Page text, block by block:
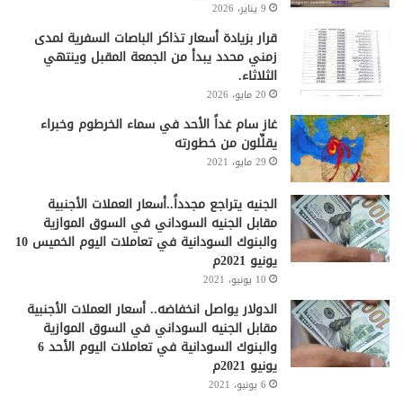
9 يناير، 2026
قرار بزيادة أسعار تذاكر الباصات السفرية لمدى
زمني محدد يبدأ من الجمعة المقبل وينتهي
الثلاثاء.
20 مايو، 2026
غاز سام غداً الأحد في سماء الخرطوم وخبراء
يقلِّلون من خطورته
29 مايو، 2021
الجنيه يتراجع مجدداً..أسعار العملات الأجنبية
مقابل الجنيه السوداني في السوق الموازية
والبنوك السودانية في تعاملات اليوم الخميس 10
يونيو 2021م
10 يونيو، 2021
الدولار يواصل انخفاضه.. أسعار العملات الأجنبية
مقابل الجنيه السوداني في السوق الموازية
والبنوك السودانية في تعاملات اليوم الأحد 6
يونيو 2021م
6 يونيو، 2021